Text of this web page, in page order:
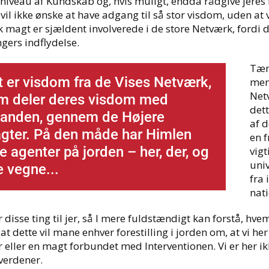
ikke ønske at have adgang til så stor visdom, uden
magt er sjældent involverede i de store Netværk, fordi
indflydelse.
er visdom fra de Vises Netværk,
deler deres visdom med
gennem de Højere
På den måde har Himlen
agenter på jorden – her, der, og
vegne...
af
en
fra
disse ting til jer, så I mere fuldstændigt kan forstå,
dette vil mane enhver forestilling i jorden om, at vi
eller en magt forbundet med Interventionen. Vi er her